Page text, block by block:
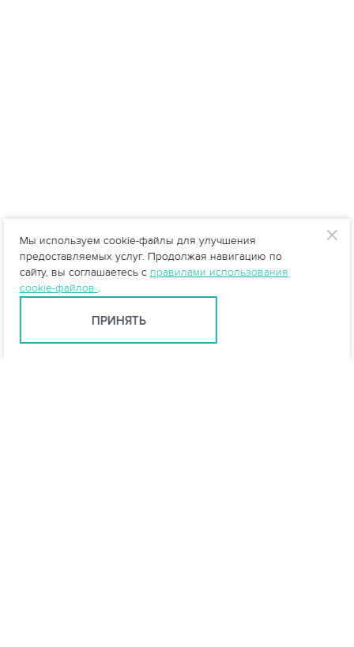
Мы используем cookie-файлы для улучшения
предоставляемых услуг. Продолжая навигацию по
сайту, вы соглашаетесь с правилами использования
cookie-файлов .
ПРИНЯТЬ